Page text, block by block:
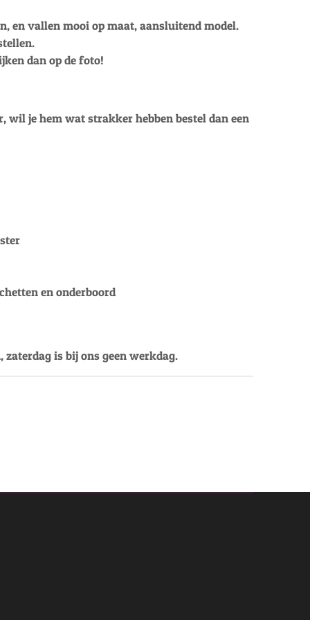
en vallen mooi op maat, aansluitend model.
dan op de foto!
wil je hem wat strakker hebben bestel dan een
en onderboord
is bij ons geen werkdag.